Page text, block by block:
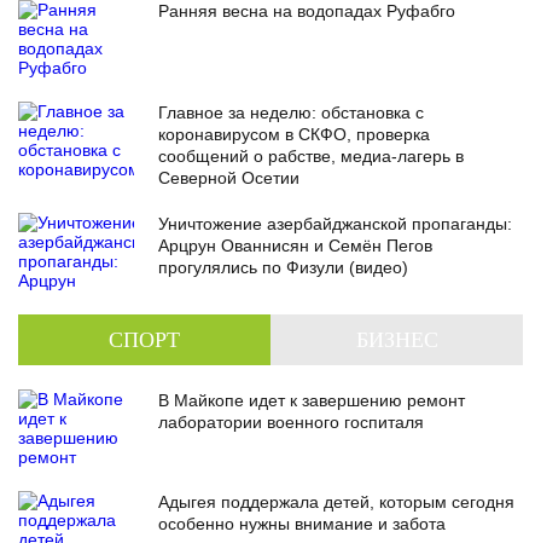
Ранняя весна на водопадах Руфабго
Главное за неделю: обстановка с
коронавирусом в СКФО, проверка
сообщений о рабстве, медиа-лагерь в
Северной Осетии
Уничтожение азербайджанской пропаганды:
Арцрун Ованнисян и Семён Пегов
прогулялись по Физули (видео)
СПОРТ
В Майкопе идет к завершению ремонт
лаборатории военного госпиталя
Адыгея поддержала детей, которым сегодня
особенно нужны внимание и забота